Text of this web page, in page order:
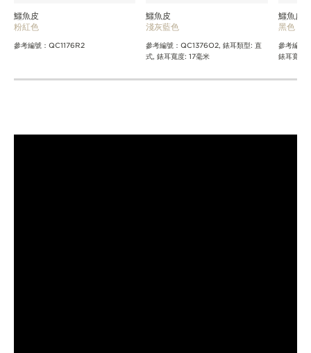
鱷魚皮
粉紅色
參考編號：QC1176R2
鱷魚皮
淺灰藍色
參考編號：QC1376O2, 錶耳類型: 直
式, 錶耳寬度: 17毫米
鱷魚皮
黑色
參考編號
錶耳寬度: